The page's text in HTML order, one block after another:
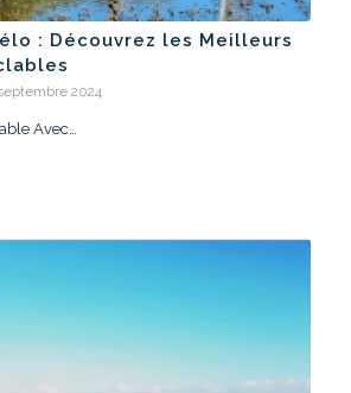
: Découvrez les Meilleurs
2024
Avec…